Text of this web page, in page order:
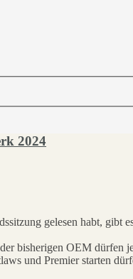
2024
gelesen habt, gibt
bisherigen OEM dürfen
und Premier starten